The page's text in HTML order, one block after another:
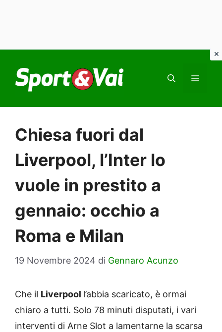
contenuto
Chiesa fuori dal
Liverpool, l’Inter lo
vuole in prestito a
gennaio: occhio a
Roma e Milan
19 Novembre 2024 di Gennaro Acunzo
Che il Liverpool l’abbia scaricato, è ormai
chiaro a tutti. Solo 78 minuti disputati, i vari
interventi di Arne Slot a lamentarne la scarsa